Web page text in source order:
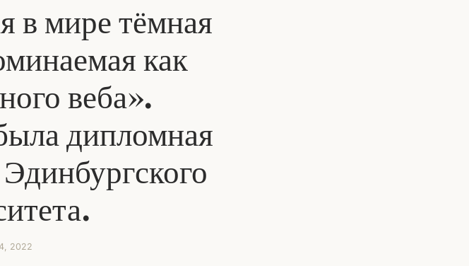
в мире тёмная
как
веба».
дипломная
2022